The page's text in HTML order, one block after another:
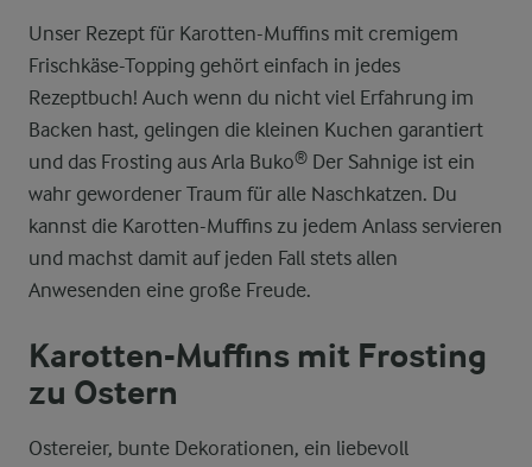
Unser Rezept für Karotten-Muffins mit cremigem
Frischkäse-Topping gehört einfach in jedes
Rezeptbuch! Auch wenn du nicht viel Erfahrung im
Backen hast, gelingen die kleinen Kuchen garantiert
und das Frosting aus Arla Buko® Der Sahnige ist ein
wahr gewordener Traum für alle Naschkatzen. Du
kannst die Karotten-Muffins zu jedem Anlass servieren
und machst damit auf jeden Fall stets allen
Anwesenden eine große Freude.
Karotten-Muffins mit Frosting
zu Ostern
Ostereier, bunte Dekorationen, ein liebevoll